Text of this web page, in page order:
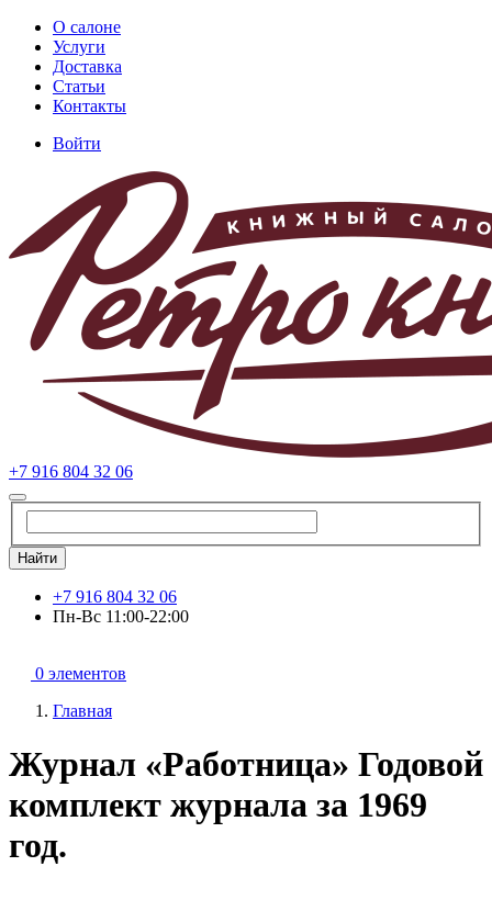
Перейти
основному
содержанию
Основная
навигация
О салоне
Услуги
Доставка
Статьи
Контакты
учётной
записи
пользователя
Войти
+7 916 804 32 06
Найти
+7 916 804 32 06
Пн-Вс 11:00-22:00
0 элементов
Главная
Журнал «Работница» Годовой
комплект журнала за 1969
год.